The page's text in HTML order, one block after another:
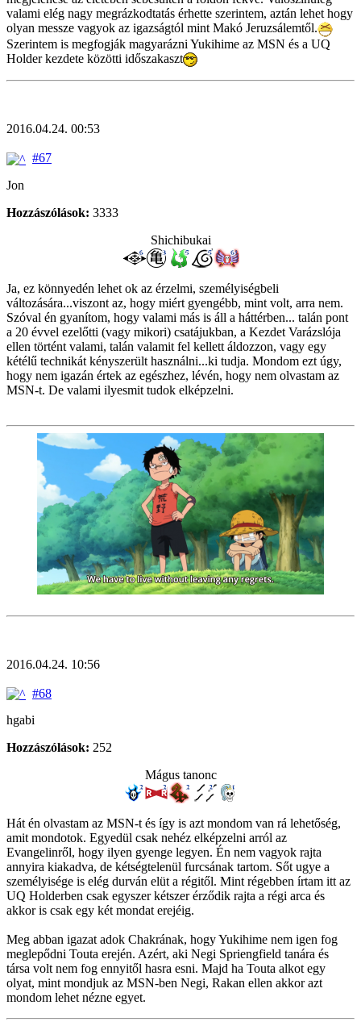
valami elég nagy megrázkodtatás érhette szerintem, aztán lehet hogy
olyan messze vagyok az igazságtól mint Makó Jeruzsálemtől.
Szerintem is megfogják magyarázni Yukihime az MSN és a UQ
Holder kezdete közötti időszakaszt
2016.04.24. 00:53
#67
Jon
Hozzászólások: 3333
Shichibukai
Ja, ez könnyedén lehet ok az érzelmi, személyiségbeli
változására...viszont az, hogy miért gyengébb, mint volt, arra nem.
Szóval én gyanítom, hogy valami más is áll a háttérben... talán pont
a 20 évvel ezelőtti (vagy mikori) csatájukban, a Kezdet Varázslója
ellen történt valami, talán valamit fel kellett áldozzon, vagy egy
kétélű technikát kényszerült használni...ki tudja. Mondom ezt úgy,
hogy nem igazán értek az egészhez, lévén, hogy nem olvastam az
MSN-t. De valami ilyesmit tudok elképzelni.
2016.04.24. 10:56
#68
hgabi
Hozzászólások: 252
Mágus tanonc
Hát én olvastam az MSN-t és így is azt mondom van rá lehetőség,
amit mondotok. Egyedül csak nehéz elképzelni arról az
Evangelinről, hogy ilyen gyenge legyen. Én nem vagyok rajta
annyira kiakadva, de kétségtelenül furcsának tartom. Sőt ugye a
személyisége is elég durván elüt a régitől. Mint régebben írtam itt az
UQ Holderben csak egyszer kétszer érződik rajta a régi arca és
akkor is csak egy két mondat erejéig.
Meg abban igazat adok Chakrának, hogy Yukihime nem igen fog
meglepődni Touta erején. Azért, aki Negi Spriengfield tanára és
társa volt nem fog ennyitől hasra esni. Majd ha Touta alkot egy
olyat, mint mondjuk az MSN-ben Negi, Rakan ellen akkor azt
mondom lehet nézne egyet.